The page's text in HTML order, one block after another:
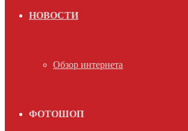
НОВОСТИ
Обзор интернета
ФОТОШОП